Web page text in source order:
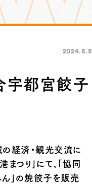
2024.8.8
宇都宮餃子
経済・観光交流に
つり」にて、「協同
」の焼餃子を販売